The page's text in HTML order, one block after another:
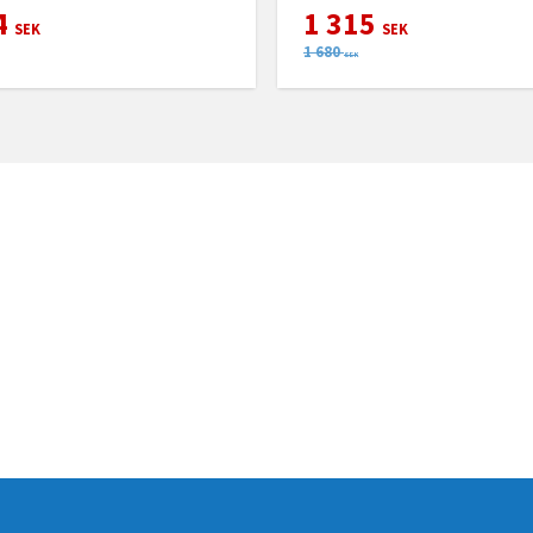
SEK
1 315 SEK
1 680 SEK